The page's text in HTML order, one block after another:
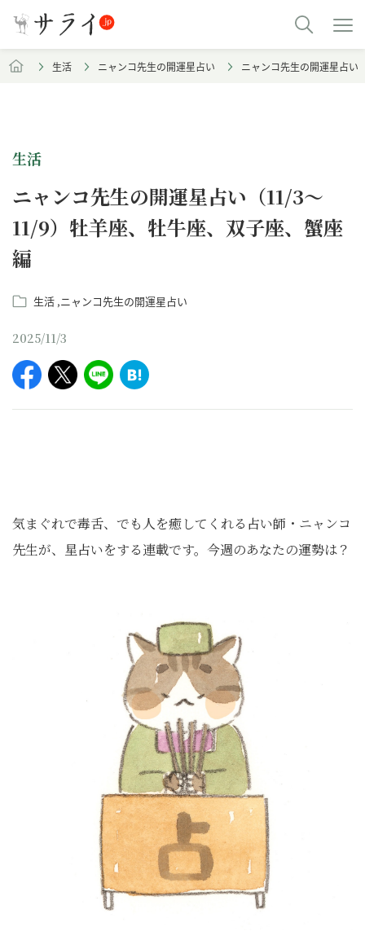
生活 ニャンコ先生の開運星占い ニャンコ先生の開運星占
生活
ニャンコ先生の開運星占い（11/3～
11/9）牡羊座、牡牛座、双子座、蟹座
編
生活 ニャンコ先生の開運星占い
2025/11/3
気まぐれで毒舌、でも人を癒してくれる占い師・ニャンコ
先生が、星占いをする連載です。今週のあなたの運勢は？